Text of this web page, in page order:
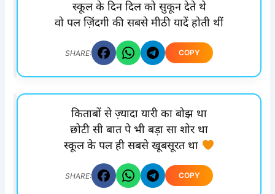
स्कूल के दिन दिल को सुकून देते थे
वो पल ज़िंदगी की सबसे मीठी यादें होती थीं
SHARE: COPY
किताबों से ज़्यादा यारी का बोझ था
छोटी सी बात पे भी बड़ा सा शोर था
स्कूल के पल ही सबसे खूबसूरत था
SHARE: COPY